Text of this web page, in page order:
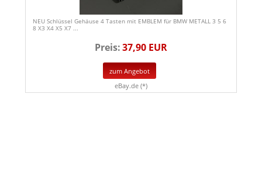
NEU Schlüssel Gehäuse 4 Tasten mit EMBLEM für BMW METALL 3 5 6
8 X3 X4 X5 X7 ...
Preis:37,90 EUR
zum Angebot
eBay.de (*)